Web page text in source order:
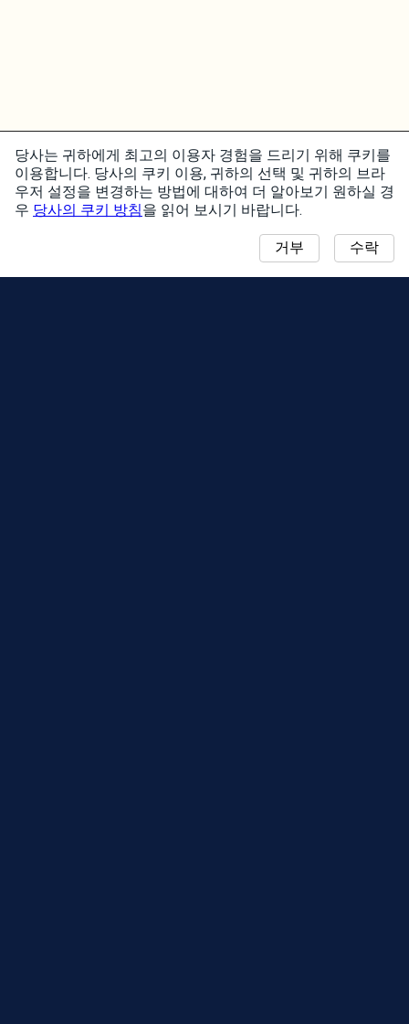
당사는 귀하에게 최고의 이용자 경험을 드리기 위해 쿠키를
이용합니다. 당사의 쿠키 이용, 귀하의 선택 및 귀하의 브라
우저 설정을 변경하는 방법에 대하여 더 알아보기 원하실 경
우 당사의 쿠키 방침을 읽어 보시기 바랍니다.
수락
거부